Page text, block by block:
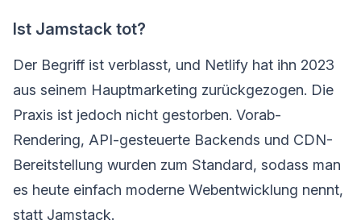
Ist Jamstack tot?
Der Begriff ist verblasst, und Netlify hat ihn 2023
aus seinem Hauptmarketing zurückgezogen. Die
Praxis ist jedoch nicht gestorben. Vorab-
Rendering, API-gesteuerte Backends und CDN-
Bereitstellung wurden zum Standard, sodass man
es heute einfach moderne Webentwicklung nennt,
statt Jamstack.